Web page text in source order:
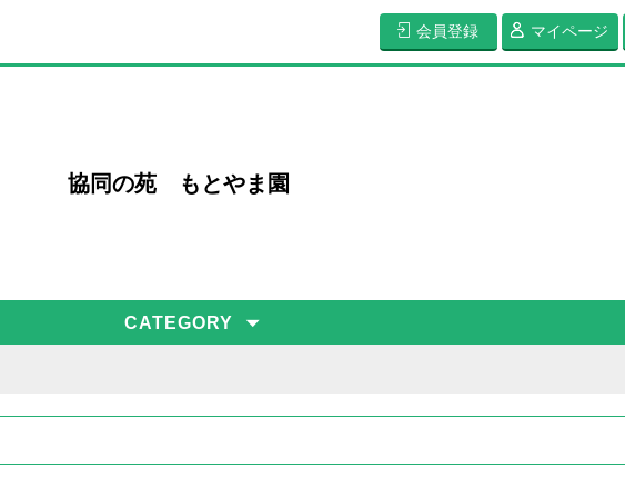
協同の苑 もとやま園
会員登録 マイページ
CATEGORY